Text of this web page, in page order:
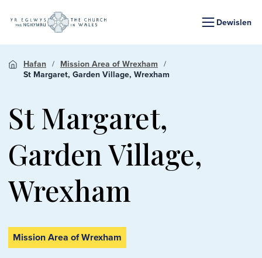
Dewislen
Hafan
Mission Area of Wrexham
St Margaret, Garden Village, Wrexham
St Margaret,
Garden Village,
Wrexham
Mission Area of Wrexham